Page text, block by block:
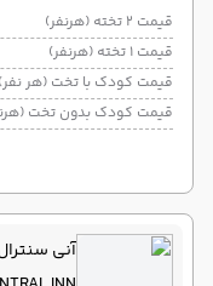
قیمت 2 تخته (هرنفر)
قیمت 1 تخته (هرنفر)
قیمت کودک با تخت (هر نفر)
قیمت کودک بدون تخت
آنی